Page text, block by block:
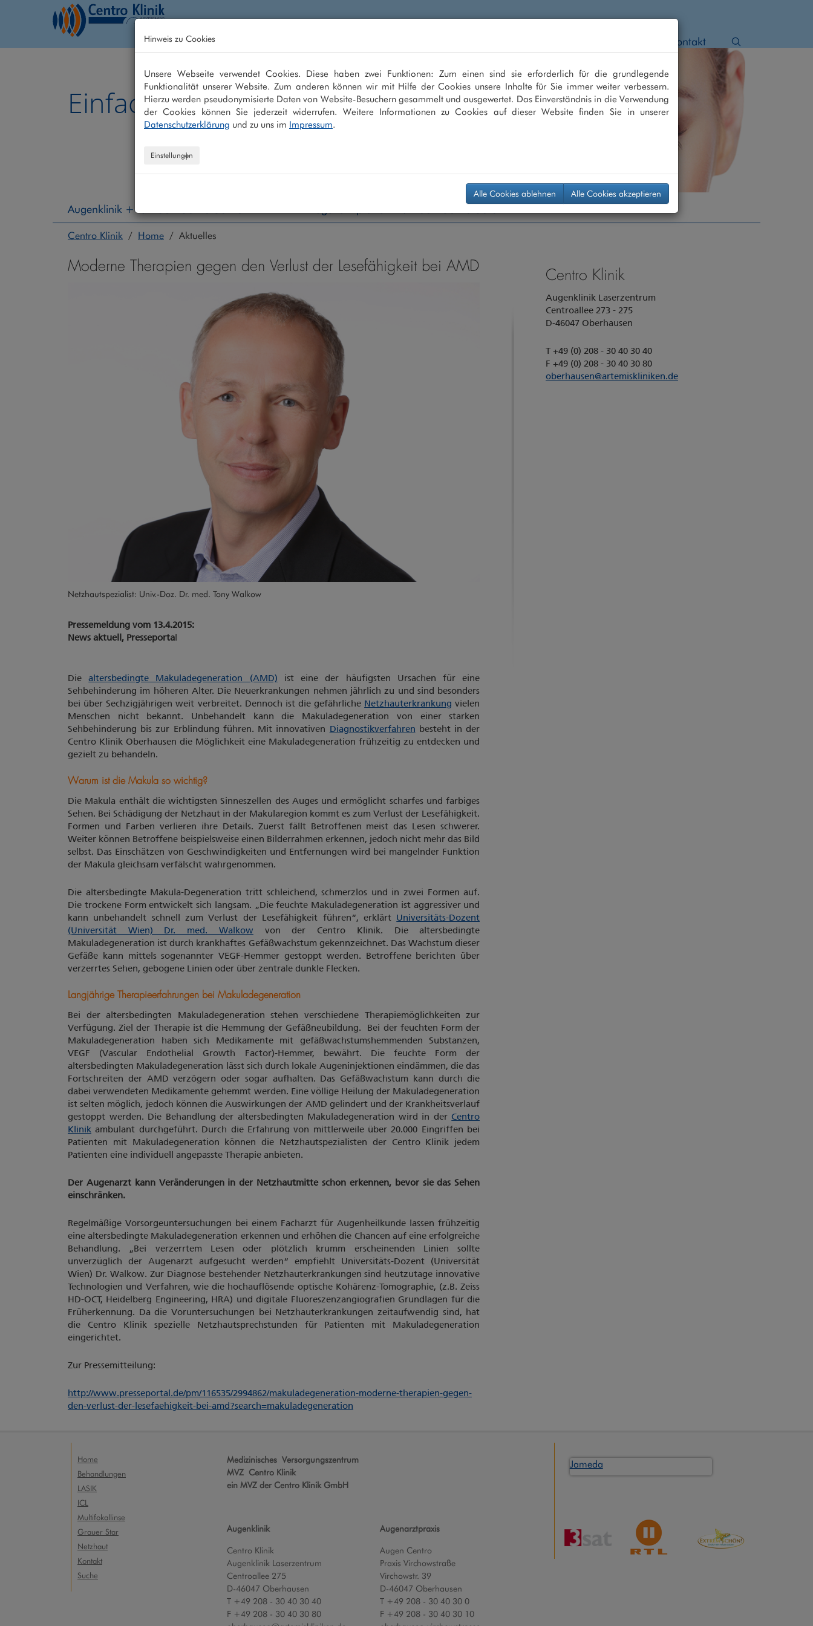
Home Behandlungen Kontakt
Einfach besser sehen
Augenklinik +49 208 - 30 40 30 40
Centro Klinik / Home / Aktuelles
Moderne Therapien gegen den Verlust der Lesefähigkeit bei AMD
Netzhautspezialist: Univ.-Doz. Dr. med. Tony Walkow
Pressemeldung vom 13.4.2015:
News aktuell, Presseportal
Diealtersbedingte Makuladegeneration (AMD) ist eine der häufigsten Ursachen für eine
Sehbehinderung im höheren Alter. Die Neuerkrankungen nehmen jährlich zu und sind besonders
bei über Sechzigjährigen weit verbreitet. Dennoch ist die gefährliche Netzhauterkrankung vielen
Menschen nicht bekannt. Unbehandelt kann die Makuladegeneration von einer starken
Sehbehinderung bis zur Erblindung führen. Mit innovativen Diagnostikverfahren besteht in der
Centro Klinik Oberhausen die Möglichkeit eine Makuladegeneration frühzeitig zu entdecken und
gezielt zu behandeln.
Warum ist die Makula so wichtig?
Die Makula enthält die wichtigsten Sinneszellen des Auges und ermöglicht scharfes und farbiges
Sehen. Bei Schädigung der Netzhaut in der Makularegion kommt es zum Verlust der Lesefähigkeit.
Formen und Farben verlieren ihre Details. Zuerst fällt Betroffenen meist das Lesen schwerer.
Weiter können Betroffene beispielsweise einen Bilderrahmen erkennen, jedoch nicht mehr das Bild
selbst. Das Einschätzen von Geschwindigkeiten und Entfernungen wird bei mangelnder Funktion
der Makula gleichsam verfälscht wahrgenommen.
Die altersbedingte Makula-Degeneration tritt schleichend, schmerzlos und in zwei Formen auf.
Die trockene Form entwickelt sich langsam. „Die feuchte Makuladegeneration ist aggressiver und
kann unbehandelt schnell zum Verlust der Lesefähigkeit führen“, erklärt Universitäts-Dozent
(Universität Wien) Dr. med. Walkow von der Centro Klinik. Die altersbedingte
Makuladegeneration ist durch krankhaftes Gefäßwachstum gekennzeichnet. Das Wachstum dieser
Gefäße kann mittels sogenannter VEGF-Hemmer gestoppt werden. Betroffene berichten über
verzerrtes Sehen, gebogene Linien oder über zentrale dunkle Flecken.
Langjährige Therapieerfahrungen bei Makuladegeneration
Bei der altersbedingten Makuladegeneration stehen verschiedene Therapiemöglichkeiten zur
Verfügung. Ziel der Therapie ist die Hemmung der Gefäßneubildung. Bei der feuchten Form der
Makuladegeneration haben sich Medikamente mit gefäßwachstumshemmenden Substanzen,
VEGF (Vascular Endothelial Growth Factor)-Hemmer, bewährt. Die feuchte Form der
altersbedingten Makuladegeneration lässt sich durch lokale Augeninjektionen eindämmen, die das
Fortschreiten der AMD verzögern oder sogar aufhalten. Das Gefäßwachstum kann durch die
dabei verwendeten Medikamente gehemmt werden. Eine völlige Heilung der Makuladegeneration
ist selten möglich, jedoch können die Auswirkungen der AMD gelindert und der Krankheitsverlauf
gestoppt werden. Die Behandlung der altersbedingten Makuladegeneration wird in der Centro
Klinik ambulant durchgeführt. Durch die Erfahrung von mittlerweile über 20.000 Eingriffen bei
Patienten mit Makuladegeneration können die Netzhautspezialisten der Centro Klinik jedem
Patienten eine individuell angepasste Therapie anbieten.
Der Augenarzt kann Veränderungen in der Netzhautmitte schon erkennen, bevor sie das Sehen
einschränken.
Regelmäßige Vorsorgeuntersuchungen bei einem Facharzt für Augenheilkunde lassen frühzeitig
eine altersbedingte Makuladegeneration erkennen und erhöhen die Chancen auf eine erfolgreiche
Behandlung. „Bei verzerrtem Lesen oder plötzlich krumm erscheinenden Linien sollte
unverzüglich der Augenarzt aufgesucht werden“ empfiehlt Universitäts-Dozent (Universität
Wien) Dr. Walkow. Zur Diagnose bestehender Netzhauterkrankungen sind heutzutage innovative
Technologien und Verfahren, wie die hochauflösende optische Kohärenz-Tomographie, (z.B. Zeiss
HD-OCT, Heidelberg Engineering, HRA) und digitale Fluoreszenzangiografien Grundlagen für die
Früherkennung. Da die Voruntersuchungen bei Netzhauterkrankungen zeitaufwendig sind, hat
die Centro Klinik spezielle Netzhautsprechstunden für Patienten mit Makuladegeneration
eingerichtet.
Zur Pressemitteilung:
http://www.presseportal.de/pm/116535/2994862/makuladegeneration-moderne-therapien-gegen-
den-verlust-der-lesefaehigkeit-bei-amd?search=makuladegeneration
Centro Klinik
Augenklinik Laserzentrum
Centroallee 273 - 275
D-46047 Oberhausen
T +49 (0) 208 - 30 40 30 40
F +49 (0) 208 - 30 40 30 80
oberhausen@artemiskliniken.de
Home
Behandlungen
LASIK
ICL
Multifokallinse
Grauer Star
Netzhaut
Kontakt
Suche
Medizinisches Versorgungszentrum
MVZ Centro Klinik
ein MVZ der Centro Klinik GmbH
Augenklinik
Centro Klinik
Augenklinik Laserzentrum
Centroallee 275
D-46047 Oberhausen
T +49 208 - 30 40 30 40
F +49 208 - 30 40 30 80
Augenarztpraxis
Augen Centro
Praxis Virchowstraße
Virchowstr. 39
D-46047 Oberhausen
T +49 208 - 30 40 30 0
F +49 208 - 30 40 30 10
Jameda
Hinweis zu Cookies
Unsere Webseite verwendet Cookies. Diese haben zwei Funktionen: Zum einen sind sie erforderlich für die grundlegende
Funktionalität unserer Website. Zum anderen können wir mit Hilfe der Cookies unsere Inhalte für Sie immer weiter verbessern.
Hierzu werden pseudonymisierte Daten von Website-Besuchern gesammelt und ausgewertet. Das Einverständnis in die Verwendung
der Cookies können Sie jederzeit widerrufen. Weitere Informationen zu Cookies auf dieser Website finden Sie in unserer
Datenschutzerklärung und zu uns im Impressum.
Einstellungen
Alle Cookies ablehnen Alle Cookies akzeptieren